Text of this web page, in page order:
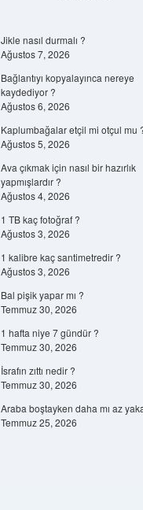
Jikle nasıl durmalı ?
Ağustos 7, 2026
Bağlantıyı kopyalayınca nereye
kaydediyor ?
Ağustos 6, 2026
Kaplumbağalar etçil mi otçul mu
Ağustos 5, 2026
Ava çıkmak için nasıl bir hazırlık
yapmışlardır ?
Ağustos 4, 2026
1 TB kaç fotoğraf ?
Ağustos 3, 2026
1 kalibre kaç santimetredir ?
Ağustos 3, 2026
Bal pişik yapar mı ?
Temmuz 30, 2026
1 hafta niye 7 gündür ?
Temmuz 30, 2026
İsrafın zıttı nedir ?
Temmuz 30, 2026
Araba boştayken daha mı az
Temmuz 25, 2026